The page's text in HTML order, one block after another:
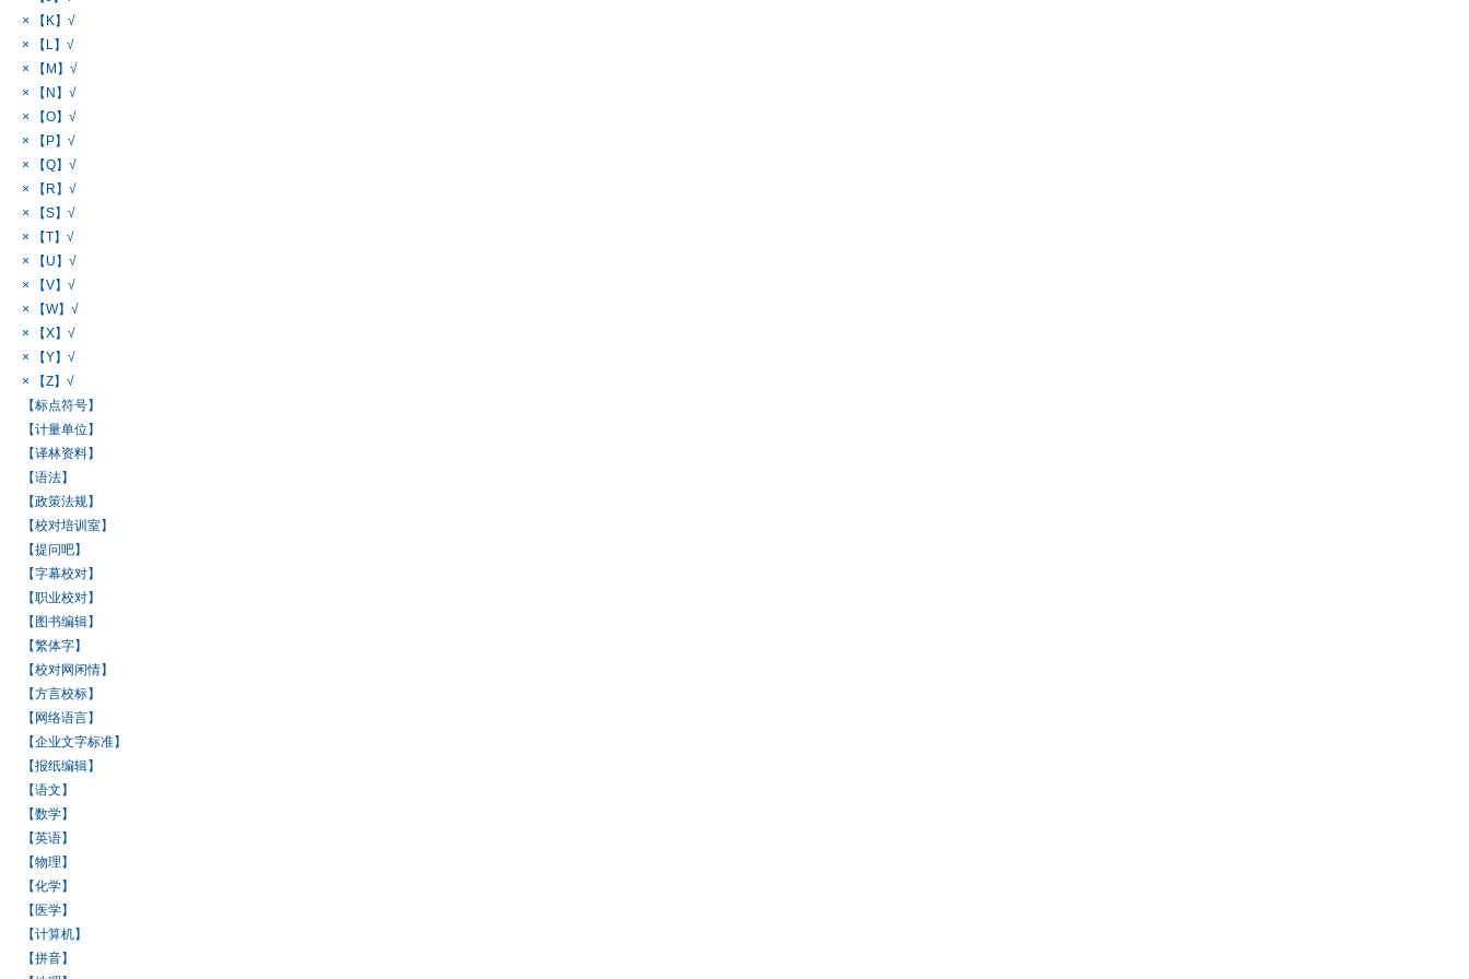
× 【K】√
× 【L】√
× 【M】√
× 【N】√
× 【O】√
× 【P】√
× 【Q】√
× 【R】√
× 【S】√
× 【T】√
× 【U】√
× 【V】√
× 【W】√
× 【X】√
× 【Y】√
× 【Z】√
【标点符号】
【计量单位】
【译林资料】
【语法】
【政策法规】
【校对培训室】
【提问吧】
【字幕校对】
【职业校对】
【图书编辑】
【繁体字】
【校对网闲情】
【方言校标】
【网络语言】
【企业文字标准】
【报纸编辑】
【语文】
【数学】
【英语】
【物理】
【化学】
【医学】
【计算机】
【拼音】